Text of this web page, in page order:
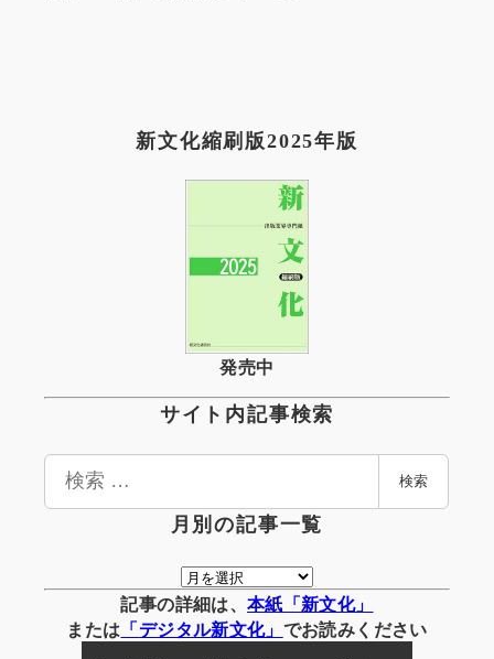
新文化縮刷版2025年版
発売中
サイト内記事検索
検
検索
月別の記事一覧
月
別
の
記事の詳細は、 本紙「新文化」
または 「デジタル新文化」 でお読みください